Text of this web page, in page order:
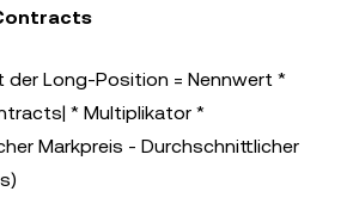
der Long-Position = Nennwert *
* Multiplikator *
Markpreis - Durchschnittlicher